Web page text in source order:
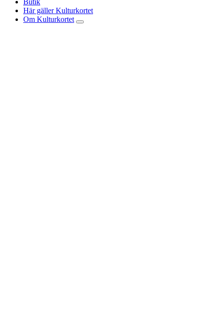
Butik
Här gäller Kulturkortet
Om Kulturkortet